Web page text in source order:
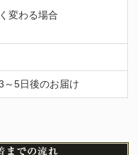
変わる場合
～5日後のお届け